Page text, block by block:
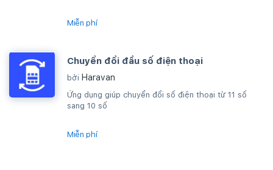
Miễn phí
Chuyển đổi đầu số điện thoại
bởi Haravan
Ứng dụng giúp chuyển đổi số điện thoại từ 11 số
sang 10 số
Miễn phí